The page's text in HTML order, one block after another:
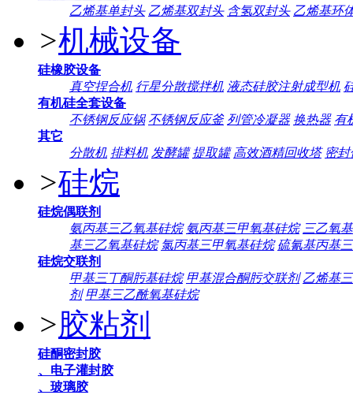
乙烯基单封头 乙烯基双封头 含氢双封头 乙烯基环
>机械设备
硅橡胶设备
真空捏合机 行星分散搅拌机 液态硅胶注射成型机
有机硅全套设备
不锈钢反应锅 不锈钢反应釜 列管冷凝器 换热器 有
其它
分散机 排料机 发酵罐 提取罐 高效酒精回收塔 密封
>硅烷
硅烷偶联剂
氨丙基三乙氧基硅烷 氨丙基三甲氧基硅烷 三乙氧
基三乙氧基硅烷 氯丙基三甲氧基硅烷 硫氰基丙基
硅烷交联剂
甲基三丁酮肟基硅烷 甲基混合酮肟交联剂 乙烯基
剂 甲基三乙酰氧基硅烷
>胶粘剂
硅酮密封胶
、电子灌封胶
、玻璃胶